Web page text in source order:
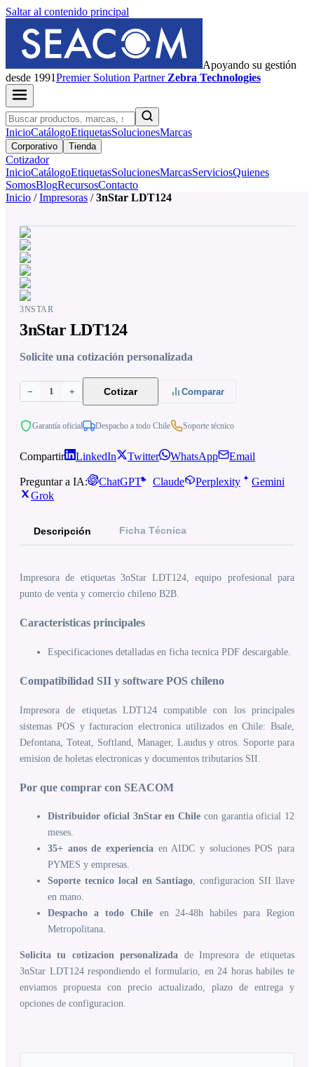
Saltar al contenido principal
Apoyando su gestión
desde 1991PremierSolution Partner Zebra Technologies
InicioCatálogoEtiquetasSolucionesMarcas
Corporativo Tienda
Cotizador
InicioCatálogoEtiquetasSolucionesMarcasServiciosQuienes
SomosBlogRecursosContacto
Inicio / Impresoras / 3nStar LDT124
3NSTAR
3nStar LDT124
Solicite una cotización personalizada
− 1 + Cotizar Comparar
Garantía oficial Despacho a todo Chile Soporte técnico
Compartir LinkedIn Twitter WhatsApp Email
Preguntar a IA: ChatGPT Claude Perplexity
Gemini
Grok
Descripción Ficha Técnica
Impresora de etiquetas 3nStar LDT124, equipo profesional para
punto de venta y comercio chileno B2B.
Caracteristicas principales
Especificaciones detalladas en ficha tecnica PDF descargable.
Compatibilidad SII y software POS chileno
Impresora de etiquetas LDT124 compatible con los principales
sistemas POS y facturacion electronica utilizados en Chile: Bsale,
Defontana, Toteat, Softland, Manager, Laudus y otros. Soporte para
emision de boletas electronicas y documentos tributarios SII.
Por que comprar con SEACOM
Distribuidor oficial 3nStar en Chile con garantia oficial 12
meses.
35+ anos de experiencia en AIDC y soluciones POS para
PYMES y empresas.
Soporte tecnico local en Santiago, configuracion SII llave
en mano.
Despacho a todo Chile en 24-48h habiles para Region
Metropolitana.
Solicita tu cotizacion personalizada de Impresora de etiquetas
3nStar LDT124 respondiendo el formulario, en 24 horas habiles te
enviamos propuesta con precio actualizado, plazo de entrega y
opciones de configuracion.